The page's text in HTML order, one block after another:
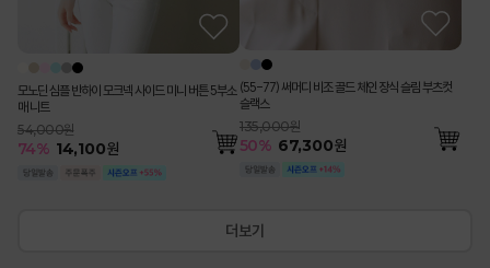
모노딘 심플 반하이 모크넥 사이드 미니 버튼 5부소
매 니트
54,000원
74% 14,100원
(55-77) 써머디 비조 골드 체인 장식 슬림 부츠컷
슬랙스
135,000원
50% 67,300원
더보기